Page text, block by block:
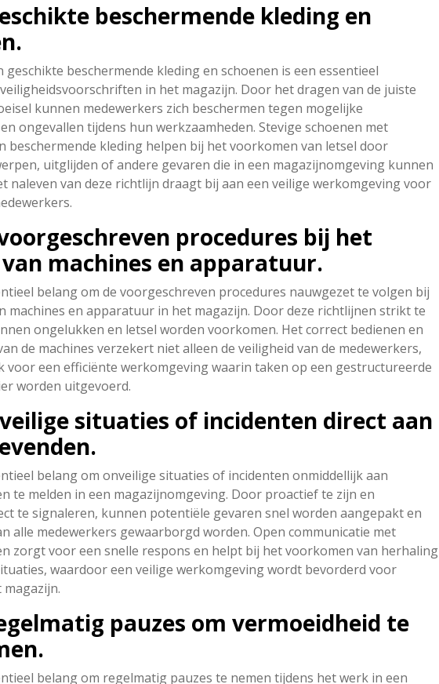
beschermende kleding en
geschikte beschermende kleding en schoenen is een essentieel
in het magazijn. Door het dragen van de juiste
kunnen medewerkers zich beschermen tegen mogelijke
ongevallen tijdens hun werkzaamheden. Stevige schoenen met
beschermende kleding helpen bij het voorkomen van letsel door
uitglijden of andere gevaren die in een magazijnomgeving kunnen
naleven van deze richtlijn draagt bij aan een veilige werkomgeving voor
procedures bij het
machines en apparatuur.
belang om de voorgeschreven procedures nauwgezet te volgen bij
machines en apparatuur in het magazijn. Door deze richtlijnen strikt te
ongelukken en letsel worden voorkomen. Het correct bedienen en
de machines verzekert niet alleen de veiligheid van de medewerkers,
voor een efficiënte werkomgeving waarin taken op een gestructureerde
worden uitgevoerd.
situaties of incidenten direct aan
belang om onveilige situaties of incidenten onmiddellijk aan
te melden in een magazijnomgeving. Door proactief te zijn en
te signaleren, kunnen potentiële gevaren snel worden aangepakt en
alle medewerkers gewaarborgd worden. Open communicatie met
zorgt voor een snelle respons en helpt bij het voorkomen van herhaling
waardoor een veilige werkomgeving wordt bevorderd voor
pauzes om vermoeidheid te
belang om regelmatig pauzes te nemen tijdens het werk in een